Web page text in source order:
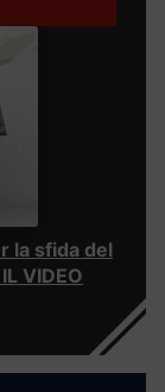
la sfida del
VIDEO